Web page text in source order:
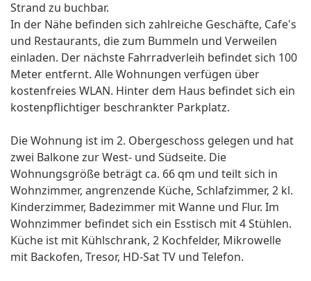
Strand zu buchbar.
In der Nähe befinden sich zahlreiche Geschäfte, Cafe's
und Restaurants, die zum Bummeln und Verweilen
einladen. Der nächste Fahrradverleih befindet sich 100
Meter entfernt. Alle Wohnungen verfügen über
kostenfreies WLAN. Hinter dem Haus befindet sich ein
kostenpflichtiger beschrankter Parkplatz.
Die Wohnung ist im 2. Obergeschoss gelegen und hat
zwei Balkone zur West- und Südseite. Die
Wohnungsgröße beträgt ca. 66 qm und teilt sich in
Wohnzimmer, angrenzende Küche, Schlafzimmer, 2 kl.
Kinderzimmer, Badezimmer mit Wanne und Flur. Im
Wohnzimmer befindet sich ein Esstisch mit 4 Stühlen.
Küche ist mit Kühlschrank, 2 Kochfelder, Mikrowelle
mit Backofen, Tresor, HD-Sat TV und Telefon.